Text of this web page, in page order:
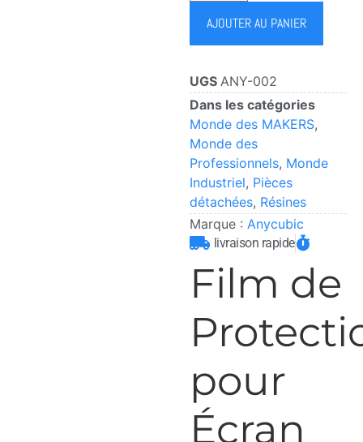
AJOUTER AU PANIER
UGS ANY-002
Dans les catégories
Monde des MAKERS,
Monde des
Professionnels, Monde
Industriel, Pièces
détachées, Résines
Marque : Anycubic
livraison rapide
Film de
pour
Écran